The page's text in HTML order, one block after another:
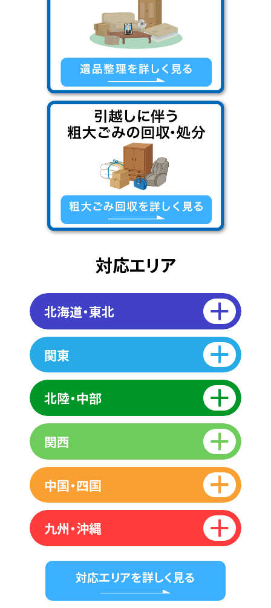
対応エリア
北海道・東北
関東
北陸・中部
関西
中国・四国
九州・沖縄
対応エリアを詳しく見る